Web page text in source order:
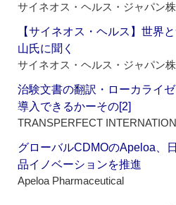
サイネオス・ヘルス・ジャパン
【サイネオス・ヘルス】世
山氏に聞く
サイネオス・ヘルス・ジャパン
治験文書の翻訳・ローカライ
導入できるかーその[2]
TRANSPERFECT
グローバルCDMOのApeloa、
品イノベーションを推進
Apeloa Pharmaceutical